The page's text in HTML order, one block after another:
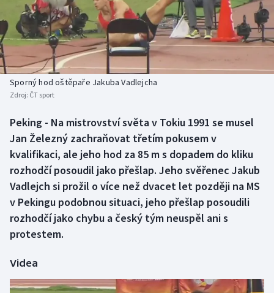
Baseball a softbal
Basketbal
Biatlon
Box
Curling
Dostihy
Florbal
Futsal
Golf
Soutěže
Historické návraty
Aplikace ČT sport
Sporný hod oštěpaře Jakuba Vadlejcha
Zdroj: ČT sport
Peking - Na mistrovství světa v Tokiu 1991 se musel
Jan Železný zachraňovat třetím pokusem v
kvalifikaci, ale jeho hod za 85 m s dopadem do kliku
rozhodčí posoudil jako přešlap. Jeho svěřenec Jakub
Vadlejch si prožil o více než dvacet let později na MS
v Pekingu podobnou situaci, jeho přešlap posoudili
rozhodčí jako chybu a český tým neuspěl ani s
protestem.
Videa